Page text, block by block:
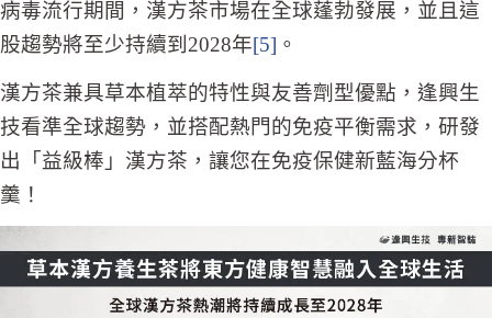
病毒流行期間，漢方茶市場在全球蓬勃發展，並且這
股趨勢將至少持續到2028年[5] 。
漢方茶兼具草本植萃的特性與友善劑型優點，逢興生
技看準全球趨勢，並搭配熱門的免疫平衡需求，研發
出「益級棒」漢方茶，讓您在免疫保健新藍海分杯
羹！